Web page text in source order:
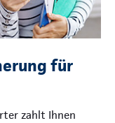
für
zahlt Ihnen